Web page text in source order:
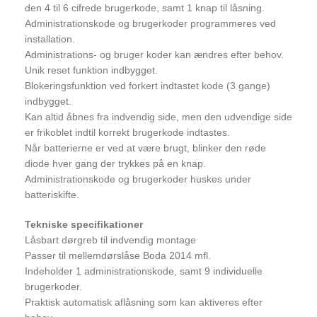
den 4 til 6 cifrede brugerkode, samt 1 knap til låsning.
Administrationskode og brugerkoder programmeres ved
installation.
Administrations- og bruger koder kan ændres efter behov.
Unik reset funktion indbygget.
Blokeringsfunktion ved forkert indtastet kode (3 gange)
indbygget.
Kan altid åbnes fra indvendig side, men den udvendige side
er frikoblet indtil korrekt brugerkode indtastes.
Når batterierne er ved at være brugt, blinker den røde
diode hver gang der trykkes på en knap.
Administrationskode og brugerkoder huskes under
batteriskifte.
Tekniske specifikationer
Låsbart dørgreb til indvendig montage
Passer til mellemdørslåse Boda 2014 mfl.
Indeholder 1 administrationskode, samt 9 individuelle
brugerkoder.
Praktisk automatisk aflåsning som kan aktiveres efter